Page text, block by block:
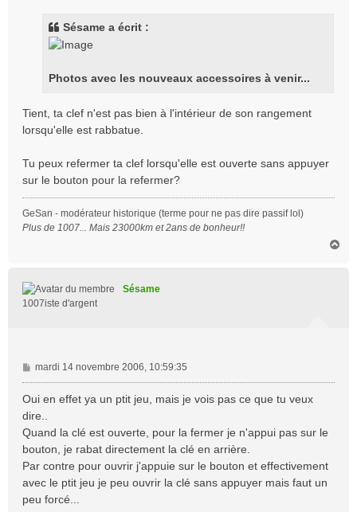
Sésame a écrit :
Photos avec les nouveaux accessoires à venir...
Tient, ta clef n'est pas bien à l'intérieur de son rangement
lorsqu'elle est rabbatue.
Tu peux refermer ta clef lorsqu'elle est ouverte sans appuyer
sur le bouton pour la refermer?
GeSan - modérateur historique (terme pour ne pas dire passif lol)
Plus de 1007... Mais 23000km et 2ans de bonheur!!
Sésame
1007iste d'argent
M
e
s
g
e
mardi 14 novembre 2006, 10:59:35
Oui en effet ya un ptit jeu, mais je vois pas ce que tu veux
dire..
Quand la clé est ouverte, pour la fermer je n'appui pas sur le
bouton, je rabat directement la clé en arrière.
Par contre pour ouvrir j'appuie sur le bouton et effectivement
avec le ptit jeu je peu ouvrir la clé sans appuyer mais faut un
peu forcé...